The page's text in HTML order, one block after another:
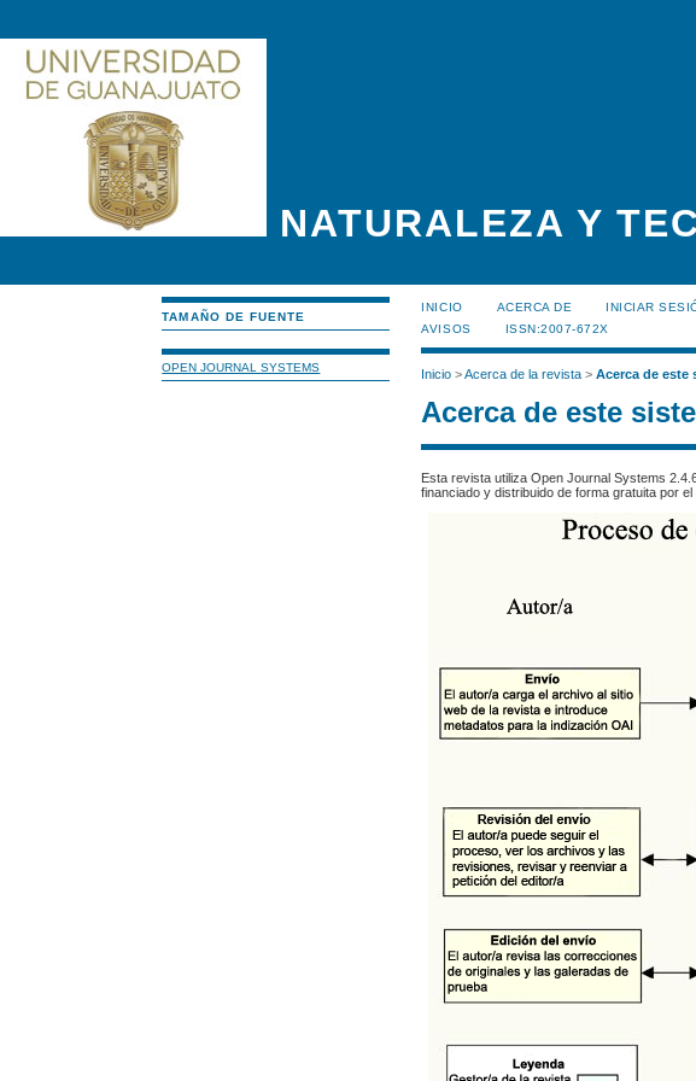
NATURALEZA Y
TAMAÑO DE FUENTE
OPEN JOURNAL SYSTEMS
INICIO ACERCA DE INICIAR
AVISOS
ISSN:2007-672X
Inicio >Acerca de la revista >Acerca de este
Acerca de este
Esta revista utiliza Open Journal Systems
financiado y distribuido de forma gratuita por